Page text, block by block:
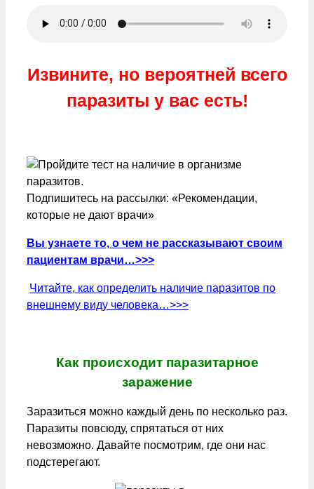
Извините, но вероятней всего
паразиты у вас есть!
Подпишитесь на рассылки: «Рекомендации,
которые не дают врачи»
Вы узнаете то, о чем не рассказывают своим
пациентам врачи…>>>
Читайте, как определить наличие паразитов по
внешнему виду человека…>>>
Как происходит паразитарное
заражение
Заразиться можно каждый день по несколько раз.
Паразиты повсюду, спрятаться от них
невозможно. Давайте посмотрим, где они нас
подстерегают.